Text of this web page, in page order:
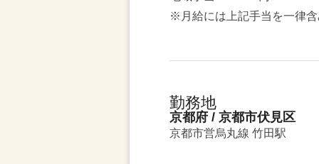
※月給には上記手当を一律
勤務地
京都府 / 京都市伏見区
京都市営烏丸線 竹田駅